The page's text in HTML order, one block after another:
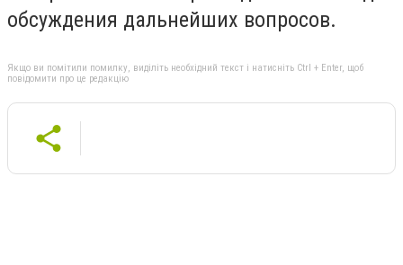
обсуждения дальнейших вопросов.
Якщо ви помітили помилку, виділіть необхідний текст і натисніть Ctrl + Enter, щоб
повідомити про це редакцію